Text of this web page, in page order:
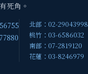
死角。
北部：02-29043998
桃竹：03-6586032
南部：07-2819120
花蓮：03-8246979